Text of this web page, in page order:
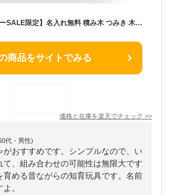
【P10倍! 楽天スーパーSALE限定】名入れ無料 積み木 つみき 木のおもちゃ SOUNDブロックス Large エデュテ 知育玩具 1歳誕生日プレゼント 1歳 赤ちゃん 0歳 一歳 1歳半 2歳 出産祝い 女の子 男の子 音のなる積み木
商品をサイトでみる
価格と在庫を楽天でチェック >>
代・男性)
がおすすめです。シンプルなので、い
て、組み合わせの可能性は無限大です
育める昔ながらの知育玩具です。名前
。